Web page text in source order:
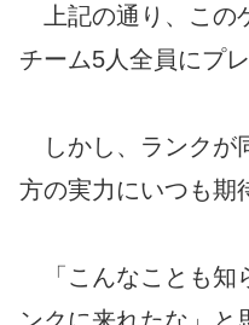
上記の通り、この
チーム5人全員にプ
しかし、ランクが
方の実力にいつも期
「こんなことも知